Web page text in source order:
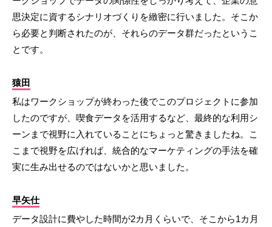
思決定に資するシナリオづくりを緻密に行いました。そこか
ら必要と判断されたのが、それらのデータ群だったというこ
とです。
猿田
私はワークショップが終わった後でこのプロジェクトに参加
したのですが、喫食データを活用するなど、最終的な利用シ
ーンまで視野に入れていることにちょっと驚きましたね。こ
こまで視野を広げれば、統合的なマーケティングの手法を確
実に生み出せるのではないかと思いました。
早矢仕
データ設計に費やした時間が2カ月くらいで、そこから1カ月